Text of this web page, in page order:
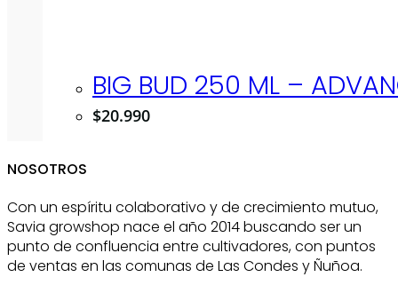
BIG BUD 250 ML –
$20.990
NOSOTROS
Con un espíritu colaborativo y de crecimiento mutuo,
Savia growshop nace el año 2014 buscando ser un
punto de confluencia entre cultivadores, con puntos
de ventas en las comunas de Las Condes y Ñuñoa.